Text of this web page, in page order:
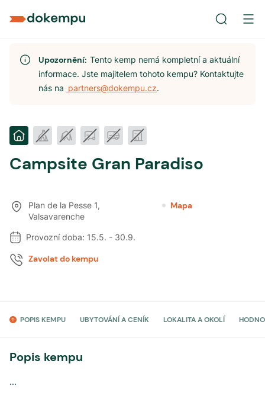
Upozornění:Tento kemp nemá kompletní a aktuální
informace. Jste majitelem tohoto kempu? Kontaktujte
nás na partners@dokempu.cz.
Campsite Gran Paradiso
Plan de la Pesse 1,
Valsavarenche
Mapa
Provozní doba: 15.5. - 30.9.
Zavolat do kempu
POPIS KEMPU UBYTOVÁNÍ A CENÍK LOKALITA A OKOLÍ
Popis kempu
...